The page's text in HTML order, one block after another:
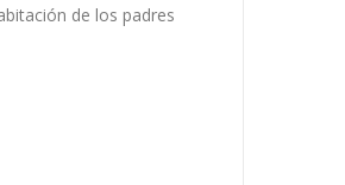
de los padres